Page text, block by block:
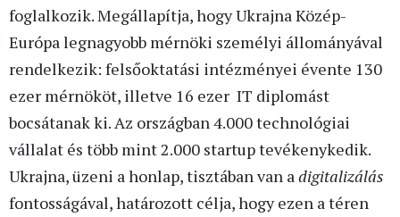
foglalkozik. Megállapítja, hogy Ukrajna Közép-
Európa legnagyobb mérnöki személyi állományával
rendelkezik: felsőoktatási intézményei évente 130
ezer mérnököt, illetve 16 ezer IT diplomást
bocsátanak ki. Az országban 4.000 technológiai
vállalat és több mint 2.000 startup tevékenykedik.
Ukrajna, üzeni a honlap, tisztában van a digitalizálás
fontosságával, határozott célja, hogy ezen a téren